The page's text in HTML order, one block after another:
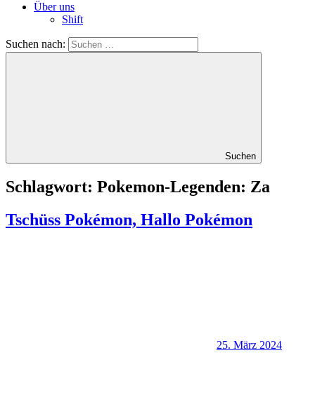
Über uns
Shift
Suchen nach:
Suchen
Schlagwort: Pokemon-Legenden: Za
Tschüss Pokémon, Hallo Pokémon
25. März 2024